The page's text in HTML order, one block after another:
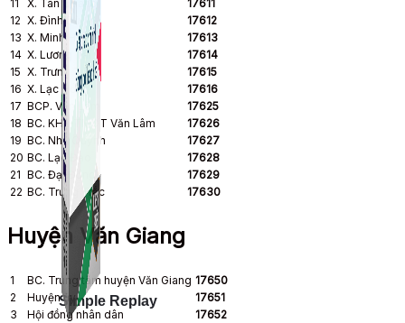
Simple Replay
11
X. Tân Quang
17611
12 X. Đình Dù
17612
13 X. Minh Hải
17613
14 X. Lương Tài
17614
15 X. Trưng Trắc
17615
16 X. Lạc Hồng
17616
17 BCP. Văn Lâm
17625
18 BC. KHL-TMĐT Văn Lâm
17626
19 BC. Như Quỳnh
17627
20 BC. Lạc Đạo
17628
21 BC. Đại Đồng
17629
22 BC. Trưng Trắc 17630
Huyện Văn Giang
1 BC. Trung tâm huyện Văn Giang 17650
2
Huyện ủy
17651
3
Hội đồng nhân dân
17652